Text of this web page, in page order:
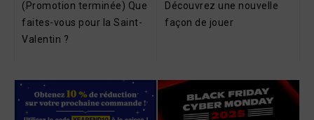
(Promotion terminée) Que
faites-vous pour la Saint-
Valentin ?
Découvrez une nouvelle
façon de jouer